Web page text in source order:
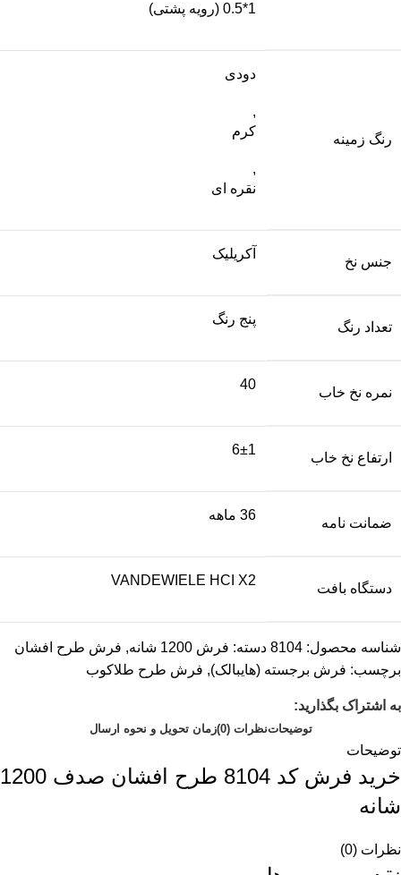
1*0.5 (رویه پشتی)
رنگ زمینه
دودی
,
کرم
,
نقره ای
جنس نخ
آکریلیک
تعداد رنگ
پنج رنگ
نمره نخ خاب
40
ارتفاع نخ خاب
6±1
ضمانت نامه
36 ماهه
دستگاه بافت
VANDEWIELE HCI X2
شناسه محصول: 8104 دسته: فرش 1200 شانه , فرش طرح افشان
برچسب: فرش برجسته (هایبالک), فرش طرح طلاکوب
به اشتراک بگذارید:
توضیحاتنظرات (0) زمان تحویل و نحوه ارسال
توضیحات
خرید فرش کد 8104 طرح افشان صدف 1200
شانه
نظرات (0)